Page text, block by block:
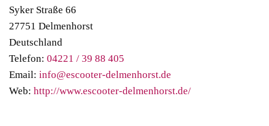
Syker Straße 66
27751 Delmenhorst
Deutschland
Telefon: 04221 / 39 88 405
Email: info@escooter-delmenhorst.de
Web: http://www.escooter-delmenhorst.de/